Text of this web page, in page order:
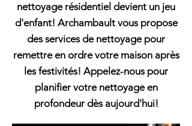
nettoyage résidentiel devient un jeu
d'enfant! Archambault vous propose
des services de nettoyage pour
remettre en ordre votre maison après
les festivités! Appelez-nous pour
planifier votre nettoyage en
profondeur dès aujourd'hui!